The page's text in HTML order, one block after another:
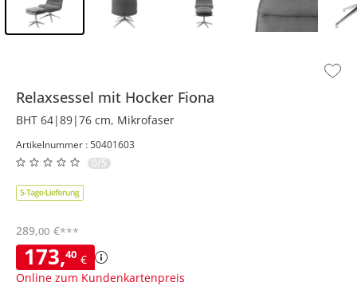
Relaxsessel mit Hocker Fiona
BHT 64|89|76 cm, Mikrofaser
Artikelnummer : 50401603
0/5
173,40 €
Online zum Kundenkartenpreis
289,00 €***